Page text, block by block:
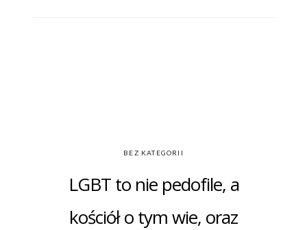
BEZ KATEGORII
LGBT to nie pedofile, a
kościół o tym wie, oraz